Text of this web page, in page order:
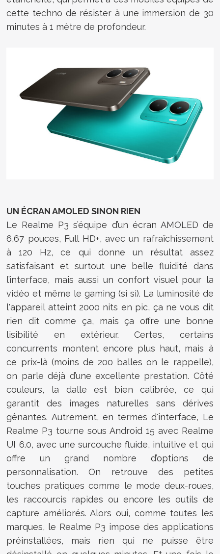
cette techno de résister à une immersion de 30
minutes à 1 mètre de profondeur.
UN ÉCRAN AMOLED SINON RIEN
Le Realme P3 s’équipe d’un écran AMOLED de
6,67 pouces, Full HD+, avec un rafraîchissement
à 120 Hz, ce qui donne un résultat assez
satisfaisant et surtout une belle fluidité dans
l’interface, mais aussi un confort visuel pour la
vidéo et même le gaming (si si). La luminosité de
l'appareil atteint 2000 nits en pic, ça ne vous dit
rien dit comme ça, mais ça offre une bonne
lisibilité en extérieur. Certes, certains
concurrents montent encore plus haut, mais à
ce prix-là (moins de 200 balles on le rappelle),
on parle déjà d’une excellente prestation. Côté
couleurs, la dalle est bien calibrée, ce qui
garantit des images naturelles sans dérives
gênantes. Autrement, en termes d'interface, Le
Realme P3 tourne sous Android 15 avec Realme
UI 6.0, avec une surcouche fluide, intuitive et qui
offre un grand nombre d’options de
personnalisation. On retrouve des petites
touches pratiques comme le mode deux-roues,
les raccourcis rapides ou encore les outils de
capture améliorés. Alors oui, comme toutes les
marques, le Realme P3 impose des applications
préinstallées, mais rien qui ne puisse être